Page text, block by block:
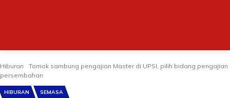
Hiburan
Tomok sambung pengajian Master di UPSI, pilih bidang pengajian
persembahan
HIBURAN SEMASA